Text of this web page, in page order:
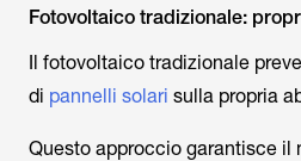
Fotovoltaico tradizionale:
Il fotovoltaico tradizionale
di pannelli solari sulla propria
Questo approccio garantisce il